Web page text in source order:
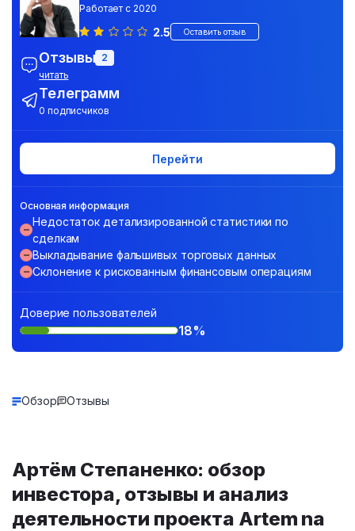
Работает с 2020
2.5 Оставить отзыв
Отзывы 2
читать
Телеграмм
0 подписчиков
Основная информация
Недостаток детализированной статистики по
сделкам
Выкладывание фальшивых торговых данных
Склонение к рискованным финансовым операциям
Перейти
Доверие пользователей
18%
Обзор Отзывы
Артём Степаненко: обзор
инвестора, отзывы и анализ
деятельности проекта Artem na